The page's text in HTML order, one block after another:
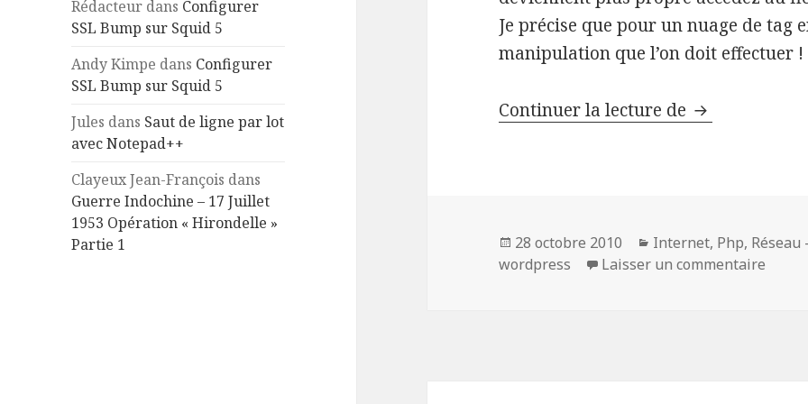
Rédacteur dans Configurer
SSL Bump sur Squid 5
Andy Kimpe dans Configurer
SSL Bump sur Squid 5
Jules dans Saut de ligne par lot
avec Notepad++
Clayeux Jean-François dans
Guerre Indochine – 17 Juillet
1953 Opération « Hirondelle »
Partie 1
Je précise que pour un nuage de tag
manipulation que l’on doit effectuer !
Continuer la lecture de Modifier la
Publié
le
28 octobre 2010 Catégories
Internet, Php, Réseau
wordpress
Laisser un commentaire